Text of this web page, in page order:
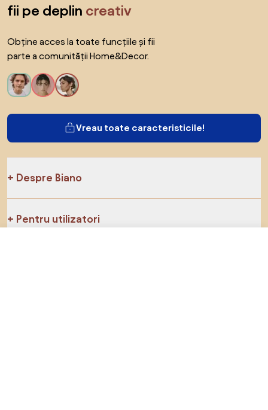
fii pe deplin creativ
Obține acces la toate funcțiile și fii
parte a comunității Home&Decor.
Vreau toate caracteristicile!
Despre Biano
Pentru utilizatori